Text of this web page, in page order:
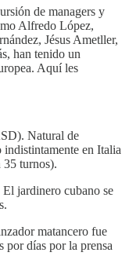
de managers y
Alfredo López,
Jésus Ametller,
han tenido un
Aquí les
Natural de
indistintamente en Italia
35 turnos).
jardinero cubano se
matancero fue
por días por la prensa